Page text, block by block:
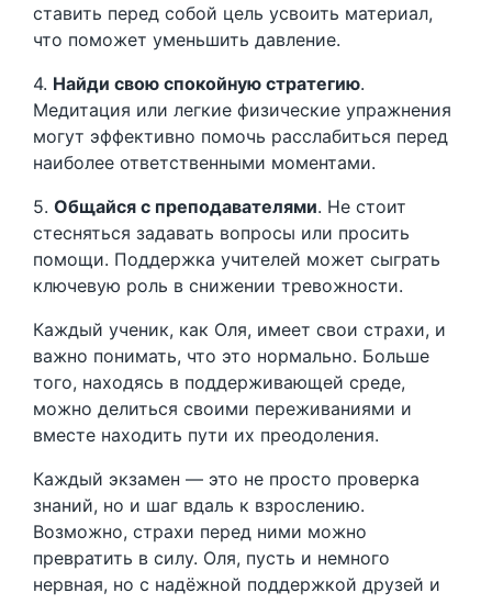
ставить перед собой цель усвоить материал,
что поможет уменьшить давление.
4. Найди свою спокойную стратегию.
Медитация или легкие физические упражнения
могут эффективно помочь расслабиться перед
наиболее ответственными моментами.
5. Общайся с преподавателями. Не стоит
стесняться задавать вопросы или просить
помощи. Поддержка учителей может сыграть
ключевую роль в снижении тревожности.
Каждый ученик, как Оля, имеет свои страхи, и
важно понимать, что это нормально. Больше
того, находясь в поддерживающей среде,
можно делиться своими переживаниями и
вместе находить пути их преодоления.
Каждый экзамен — это не просто проверка
знаний, но и шаг вдаль к взрослению.
Возможно, страхи перед ними можно
превратить в силу. Оля, пусть и немного
нервная, но с надёжной поддержкой друзей и